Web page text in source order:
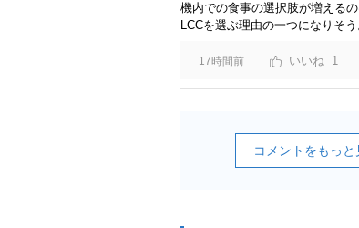
機内での食事の選択肢が増えるの
LCCを選ぶ理由の一つになりそう
17時間前 1
コメントをもっと